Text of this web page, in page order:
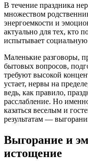
В течение праздника
множеством
энергоемкости и
актуально для тех, кто
испытывает социальную
Маленькие разговоры,
бытовых вопросов,
требуют высокой
устает, нервы на
ведь, как правило,
расслабление. Но
казаться веселым и
результатам —
Выгорание и
истощение